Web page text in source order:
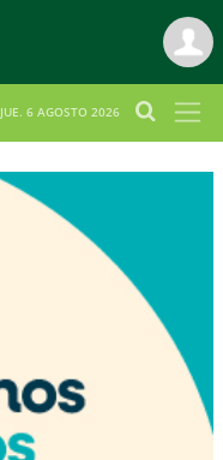
JUE. 6 AGOSTO 2026